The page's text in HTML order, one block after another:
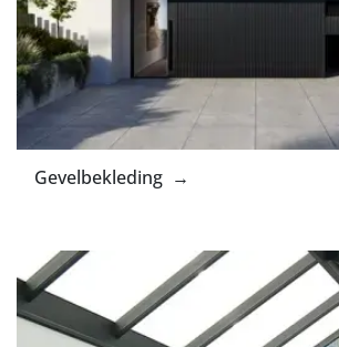
Gevelbekleding →